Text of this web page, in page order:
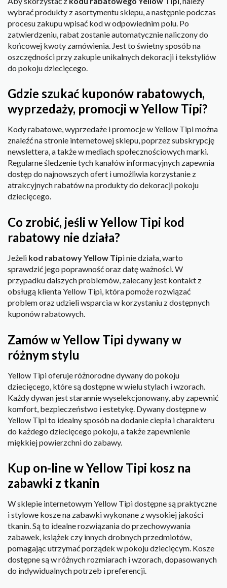
wybrać produkty z asortymentu sklepu, a następnie podczas
procesu zakupu wpisać kod w odpowiednim polu. Po
zatwierdzeniu, rabat zostanie automatycznie naliczony do
końcowej kwoty zamówienia. Jest to świetny sposób na
oszczędności przy zakupie unikalnych dekoracji i tekstyliów
do pokoju dziecięcego.
Gdzie szukać kuponów rabatowych,
wyprzedaży, promocji w Yellow Tipi?
Kody rabatowe, wyprzedaże i promocje w Yellow Tipi można
znaleźć na stronie internetowej sklepu, poprzez subskrypcję
newslettera, a także w mediach społecznościowych marki.
Regularne śledzenie tych kanałów informacyjnych zapewnia
dostęp do najnowszych ofert i umożliwia korzystanie z
atrakcyjnych rabatów na produkty do dekoracji pokoju
dziecięcego.
Co zrobić, jeśli w Yellow Tipi kod
rabatowy nie działa?
Jeżeli kod rabatowy Yellow Tipi nie działa, warto
sprawdzić jego poprawność oraz datę ważności. W
przypadku dalszych problemów, zalecany jest kontakt z
obsługą klienta Yellow Tipi, która pomoże rozwiązać
problem oraz udzieli wsparcia w korzystaniu z dostępnych
kuponów rabatowych.
Zamów w Yellow Tipi dywany w
różnym stylu
Yellow Tipi oferuje różnorodne dywany do pokoju
dziecięcego, które są dostępne w wielu stylach i wzorach.
Każdy dywan jest starannie wyselekcjonowany, aby zapewnić
komfort, bezpieczeństwo i estetykę. Dywany dostępne w
Yellow Tipi to idealny sposób na dodanie ciepła i charakteru
do każdego dziecięcego pokoju, a także zapewnienie
miękkiej powierzchni do zabawy.
Kup on-line w Yellow Tipi kosz na
zabawki z tkanin
W sklepie internetowym Yellow Tipi dostępne są praktyczne
i stylowe kosze na zabawki wykonane z wysokiej jakości
tkanin. Są to idealne rozwiązania do przechowywania
zabawek, książek czy innych drobnych przedmiotów,
pomagając utrzymać porządek w pokoju dziecięcym. Kosze
dostępne są w różnych rozmiarach i wzorach, dopasowanych
do indywidualnych potrzeb i preferencji.